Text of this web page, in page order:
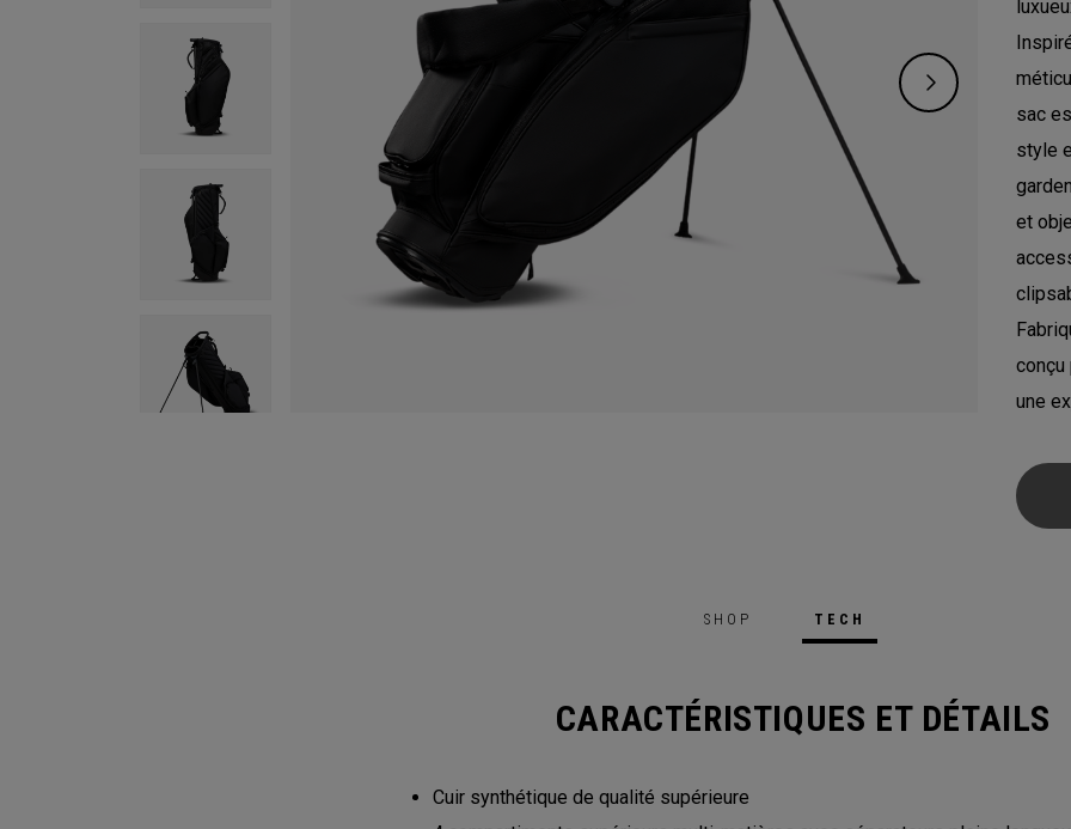
sac
style
et
conçu
une
SHOP TECH
CARACTÉRISTIQUES ET DÉTAILS
Cuir synthétique de qualité supérieure